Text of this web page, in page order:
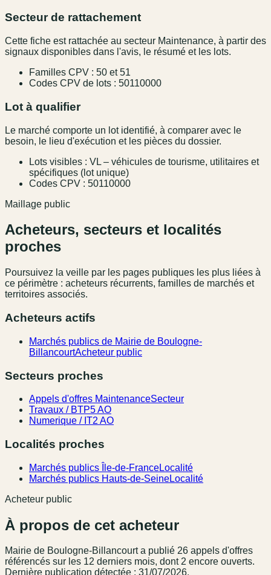
Secteur de rattachement
Cette fiche est rattachée au secteur Maintenance, à partir des
signaux disponibles dans l'avis, le résumé et les lots.
Familles CPV : 50 et 51
Codes CPV de lots : 50110000
Lot à qualifier
Le marché comporte un lot identifié, à comparer avec le
besoin, le lieu d'exécution et les pièces du dossier.
Lots visibles : VL – véhicules de tourisme, utilitaires et
spécifiques (lot unique)
Codes CPV : 50110000
Maillage public
Acheteurs, secteurs et localités
proches
Poursuivez la veille par les pages publiques les plus liées à
ce périmètre : acheteurs récurrents, familles de marchés et
territoires associés.
Acheteurs actifs
Marchés publics de Mairie de Boulogne-
BillancourtAcheteur public
Secteurs proches
Appels d'offres MaintenanceSecteur
Travaux / BTP5 AO
Numerique / IT2 AO
Localités proches
Marchés publics Île-de-FranceLocalité
Marchés publics Hauts-de-SeineLocalité
Acheteur public
À propos de cet acheteur
Mairie de Boulogne-Billancourta publié 26 appel s d'offres
référencés sur les 12 derniers mois, dont 2 encore ouverts.
Dernière publication détectée : 31/07/2026.